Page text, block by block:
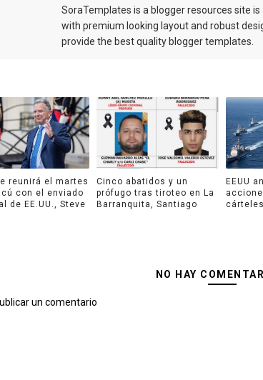
SoraTemplates is a blogger resources site
with premium looking layout and robust
provide the best quality blogger templates.
reunirá el martes
con el enviado
de EE.UU., Steve
Cinco abatidos y un
prófugo tras tiroteo en La
Barranquita, Santiago
EEUU
NO HAY
un comentario